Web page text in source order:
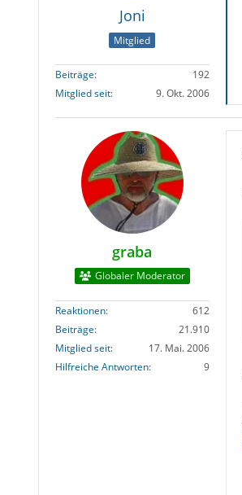
Joni
Mitglied
Beiträge
192
Mitglied seit
9. Okt. 2006
graba
Globaler Moderator
Reaktionen
612
Beiträge
21.910
Mitglied seit
17. Mai. 2006
Hilfreiche Antworten
9